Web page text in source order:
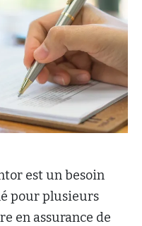
est un besoin
pour plusieurs
en assurance de